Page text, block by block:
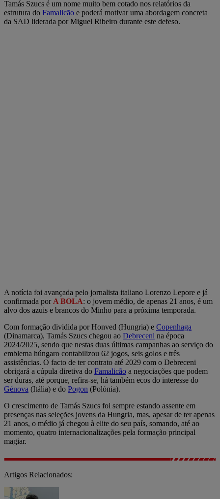
Tamás Szucs é um nome muito bem cotado nos relatórios da
estrutura do Famalicão e poderá motivar uma abordagem concreta
da SAD liderada por Miguel Ribeiro durante este defeso.
A notícia foi avançada pelo jornalista italiano Lorenzo Lepore e já
confirmada por A BOLA: o jovem médio, de apenas 21 anos, é um
alvo dos azuis e brancos do Minho para a próxima temporada.
Com formação dividida por Honved (Hungria) e Copenhaga
(Dinamarca), Tamás Szucs chegou ao Debreceni na época
2024/2025, sendo que nestas duas últimas campanhas ao serviço do
emblema húngaro contabilizou 62 jogos, seis golos e três
assistências. O facto de ter contrato até 2029 com o Debreceni
obrigará a cúpula diretiva do Famalicão a negociações que podem
ser duras, até porque, refira-se, há também ecos do interesse do
Génova (Itália) e do Pogon (Polónia).
O crescimento de Tamás Szucs foi sempre estando assente em
presenças nas seleções jovens da Hungria, mas, apesar de ter apenas
21 anos, o médio já chegou à elite do seu país, somando, até ao
momento, quatro internacionalizações pela formação principal
magiar.
Artigos Relacionados: